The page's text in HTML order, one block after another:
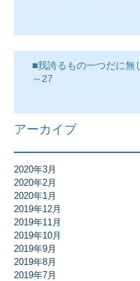
■我誇るもの一つだに無
～27
アーカイブ
2020年3月
2020年2月
2020年1月
2019年12月
2019年11月
2019年10月
2019年9月
2019年8月
2019年7月